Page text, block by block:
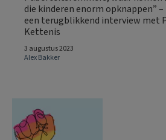
die kinderen enorm opknappen”
een terugblikkend interview met
Kettenis
3 augustus 2023
Alex Bakker